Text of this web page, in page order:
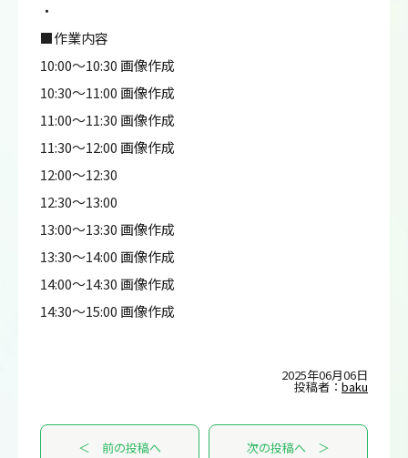
・
■作業内容
10:00～10:30 画像作成
10:30～11:00 画像作成
11:00～11:30 画像作成
11:30～12:00 画像作成
12:00～12:30
12:30～13:00
13:00～13:30 画像作成
13:30～14:00 画像作成
14:00～14:30 画像作成
14:30～15:00 画像作成
2025年06月06日
投稿者： baku
＜ 前の投稿へ 次の投稿へ ＞